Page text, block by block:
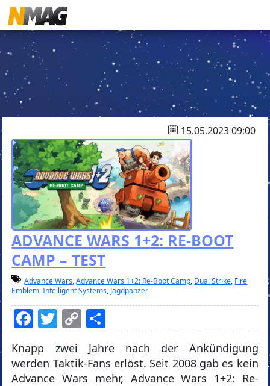
15.05.2023 09:00
ADVANCE WARS 1+2: RE-BOOT
CAMP – TEST
Advance Wars,Advance Wars 1+2: Re-Boot Camp, Dual Strike, Fire
Emblem,Intelligent Systems, Jagdpanzer
Facebook
Twitter
Copy
Link
Knapp zwei Jahre nach der Ankündigung
werden Taktik-Fans erlöst. Seit 2008 gab es kein
Advance Wars mehr, Advance Wars 1+2: Re-